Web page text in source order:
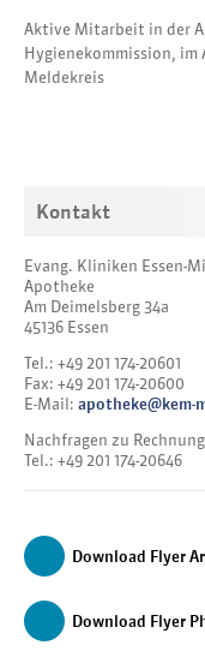
Aktive Mitarbeit in der
Hygienekommission, im
Meldekreis
Kontakt
Evang. Kliniken Essen-
Apotheke
Am Deimelsberg 34a
45136 Essen
Tel.: +49 201 174-20601
Fax: +49 201 174-20600
E-Mail: apotheke@kem-
Nachfragen zu
Tel.: +49 201 174-20646
Download Flyer
Download Flyer